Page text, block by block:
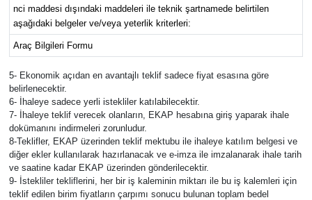
nci maddesi dışındaki maddeleri ile teknik şartnamede belirtilen
aşağıdaki belgeler ve/veya yeterlik kriterleri:
Araç Bilgileri Formu
5- Ekonomik açıdan en avantajlı teklif sadece fiyat esasına göre
belirlenecektir.
6- İhaleye sadece yerli istekliler katılabilecektir.
7- İhaleye teklif verecek olanların, EKAP hesabına giriş yaparak ihale
dokümanını indirmeleri zorunludur.
8-Teklifler, EKAP üzerinden teklif mektubu ile ihaleye katılım belgesi ve
diğer ekler kullanılarak hazırlanacak ve e-imza ile imzalanarak ihale tarih
ve saatine kadar EKAP üzerinden gönderilecektir.
9- İstekliler tekliflerini, her bir iş kaleminin miktarı ile bu iş kalemleri için
teklif edilen birim fiyatların çarpımı sonucu bulunan toplam bedel